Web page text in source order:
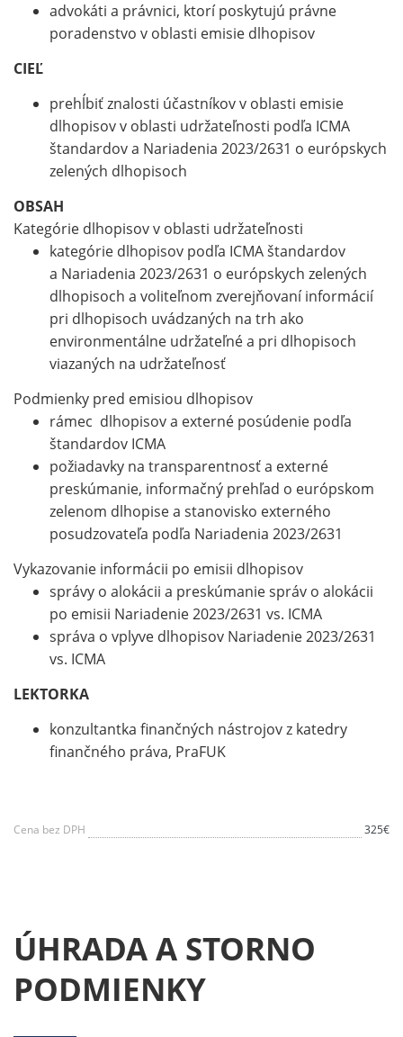
advokáti a právnici, ktorí poskytujú právne
poradenstvo v oblasti emisie dlhopisov
CIEĽ
prehĺbiť znalosti účastníkov v oblasti emisie
dlhopisov v oblasti udržateľnosti podľa ICMA
štandardov a Nariadenia 2023/2631 o európskych
zelených dlhopisoch
OBSAH
Kategórie dlhopisov v oblasti udržateľnosti
kategórie dlhopisov podľa ICMA štandardov
a Nariadenia 2023/2631 o európskych zelených
dlhopisoch a voliteľnom zverejňovaní informácií
pri dlhopisoch uvádzaných na trh ako
environmentálne udržateľné a pri dlhopisoch
viazaných na udržateľnosť
Podmienky pred emisiou dlhopisov
rámec dlhopisov a externé posúdenie podľa
štandardov ICMA
požiadavky na transparentnosť a externé
preskúmanie, informačný prehľad o európskom
zelenom dlhopise a stanovisko externého
posudzovateľa podľa Nariadenia 2023/2631
Vykazovanie informácii po emisii dlhopisov
správy o alokácii a preskúmanie správ o alokácii
po emisii Nariadenie 2023/2631 vs. ICMA
správa o vplyve dlhopisov Nariadenie 2023/2631
vs. ICMA
LEKTORKA
konzultantka finančných nástrojov z katedry
finančného práva, PraFUK
Cena bez DPH 325€
ÚHRADA A STORNO
PODMIENKY